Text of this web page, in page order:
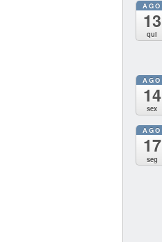
AGO
13
qui
AGO
14
sex
AGO
17
seg